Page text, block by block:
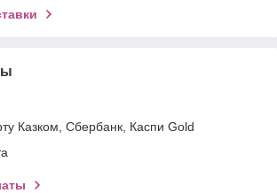
Казком, Сбербанк, Каспи Gold